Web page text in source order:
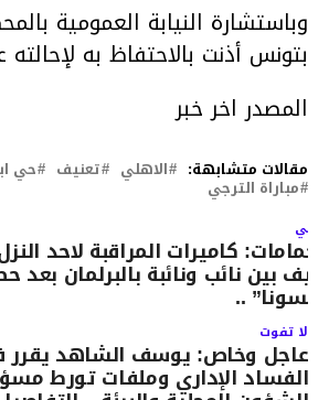
وباستشارة النيابة العمومية
بتونس أذنت بالاحتفاظ به
المصدر اخر خبر
مقالات متشابهة: الاهلي تعنيف حي
مباراة الترجي
كاميرات المراقبة لاحد
بين نائب ونائبة بالبرلمان بعد
..
لا تفوت
عاجل وخاص: يوسف الشاهد يقرر
الفساد الإداري وملفات تورط